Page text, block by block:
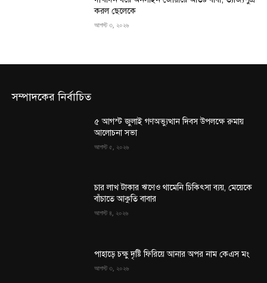
করল ছেলেকে
আগস্ট ৩, ২০২৬
সম্পাদকের নির্বাচিত
৫ আগস্ট জুলাই গণঅভ্যুত্থান দিবস উপলক্ষে রুমায়
আলোচনা সভা
আগস্ট ৫, ২০২৬
চার লাখ টাকার ঋণেও থামেনি চিকিৎসা ব্যয়, মেয়েকে
বাঁচাতে আকুতি বাবার
আগস্ট ৪, ২০২৬
পাহাড়ে চক্ষু দৃষ্টি ফিরিয়ে আনার অপর নাম কেএস মং
আগস্ট ৩, ২০২৬